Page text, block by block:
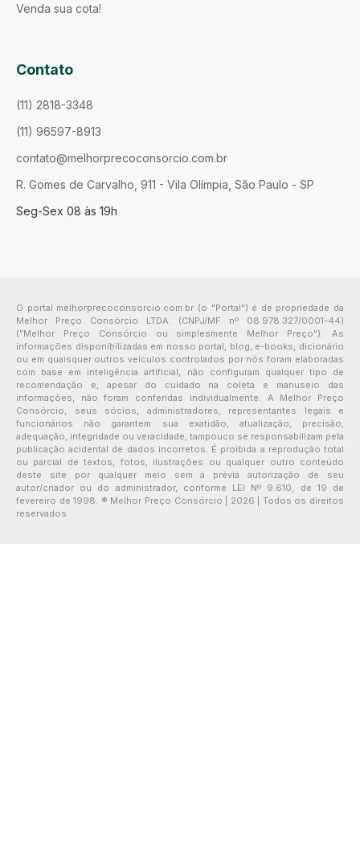
Venda sua cota!
Contato
(11) 2818-3348
(11) 96597-8913
contato@melhorprecoconsorcio.com.br
R. Gomes de Carvalho, 911 - Vila Olímpia, São Paulo - SP
Seg-Sex 08 às 19h
O portal melhorprecoconsorcio.com.br (o "Portal") é de propriedade da
Melhor Preço Consórcio LTDA. (CNPJ/MF nº 08.978.327/0001-44)
("Melhor Preço Consórcio ou simplesmente Melhor Preço"). As
informações disponibilizadas em nosso portal, blog, e-books, dicionário
ou em quaisquer outros veículos controlados por nós foram elaboradas
com base em inteligência artificial, não configuram qualquer tipo de
recomendação e, apesar do cuidado na coleta e manuseio das
informações, não foram conferidas individualmente. A Melhor Preço
Consórcio, seus sócios, administradores, representantes legais e
funcionários não garantem sua exatidão, atualização, precisão,
adequação, integridade ou veracidade, tampouco se responsabilizam pela
publicação acidental de dados incorretos. É proibida a reprodução total
ou parcial de textos, fotos, ilustrações ou qualquer outro conteúdo
deste site por qualquer meio sem a prévia autorização de seu
autor/criador ou do administrador, conforme LEI Nº 9.610, de 19 de
fevereiro de 1998. ® Melhor Preço Consórcio | 2026 | Todos os direitos
reservados.